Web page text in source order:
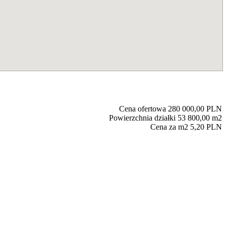
Cena ofertowa 280 000,00 PLN
Powierzchnia działki 53 800,00 m2
Cena za m2 5,20 PLN